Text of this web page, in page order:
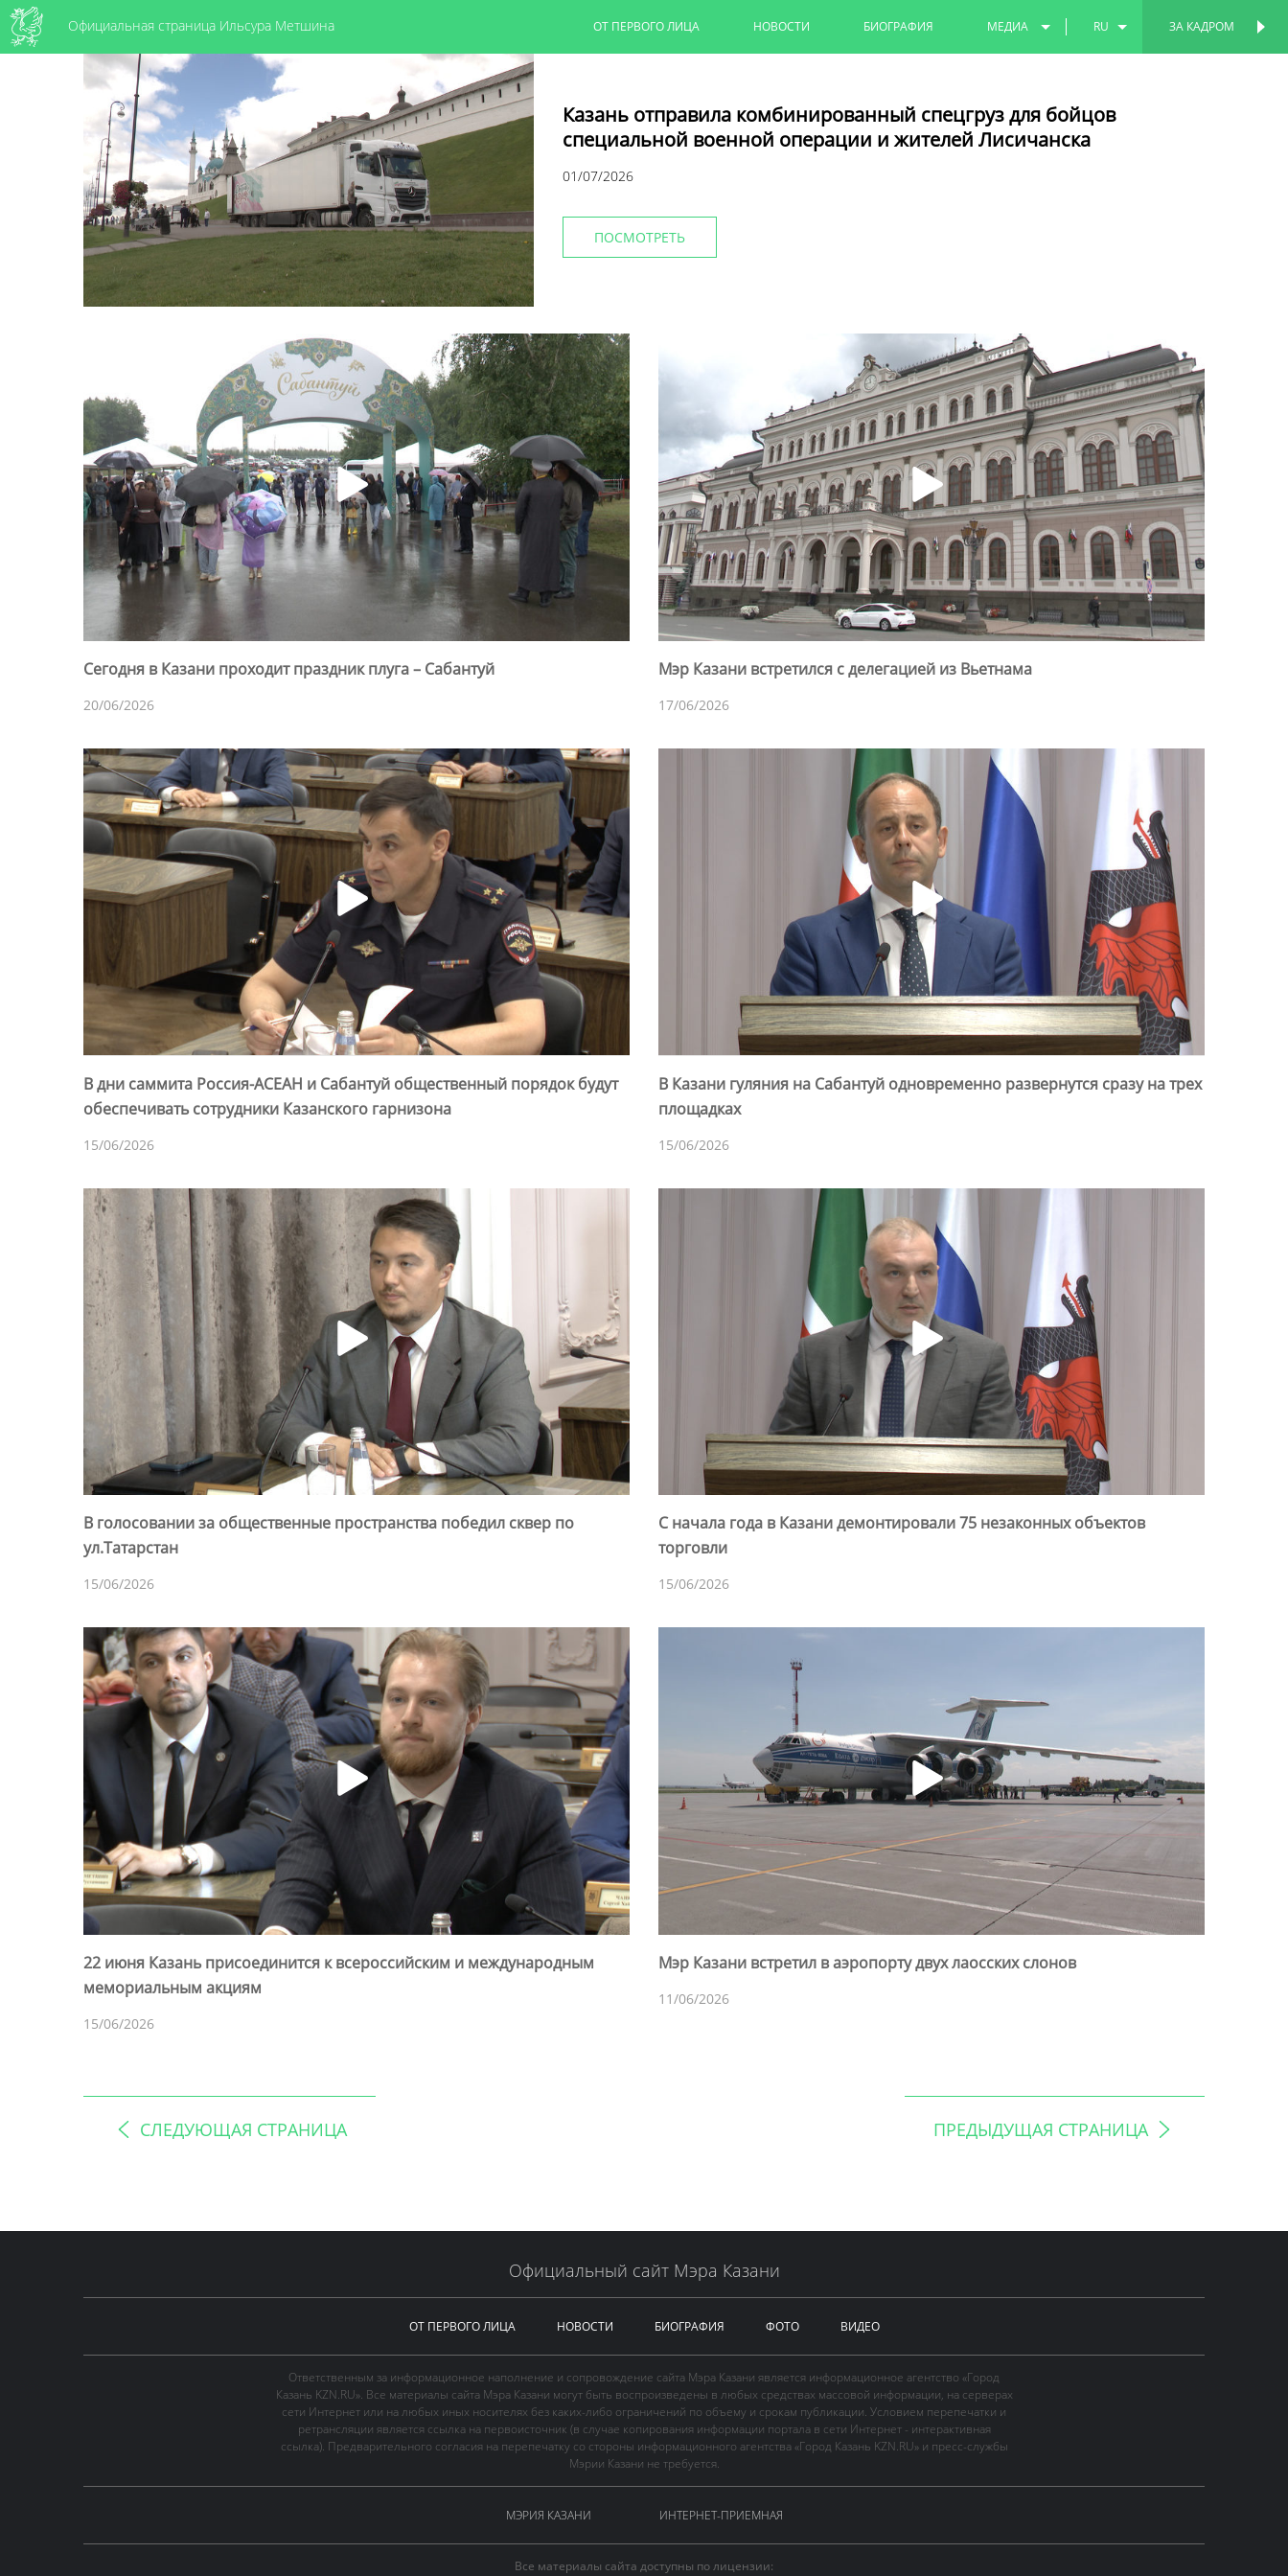
Официальная страница Ильсура Метшина ЗА КАДРОМ
ОТ ПЕРВОГО ЛИЦА НОВОСТИ БИОГРАФИЯ МЕДИА
ВИДЕО
RU
Казань отправила комбинированный спецгруз для бойцов
специальной военной операции и жителей Лисичанска
01/07/2026
ПОСМОТРЕТЬ
Сегодня в Казани проходит праздник плуга – Сабантуй
20/06/2026
Мэр Казани встретился с делегацией из Вьетнама
17/06/2026
В дни саммита Россия-АСЕАН и Сабантуй общественный порядок будут
обеспечивать сотрудники Казанского гарнизона
15/06/2026
В Казани гуляния на Сабантуй одновременно развернутся сразу на трех
площадках
15/06/2026
В голосовании за общественные пространства победил сквер по
ул.Татарстан
15/06/2026
С начала года в Казани демонтировали 75 незаконных объектов
торговли
15/06/2026
22 июня Казань присоединится к всероссийским и международным
мемориальным акциям
15/06/2026
Мэр Казани встретил в аэропорту двух лаосских слонов
11/06/2026
СЛЕДУЮЩАЯ СТРАНИЦА ПРЕДЫДУЩАЯ СТРАНИЦА
Официальный сайт Мэра Казани
ОТ ПЕРВОГО ЛИЦА НОВОСТИ БИОГРАФИЯ ФОТО ВИДЕО
Ответственным за информационное наполнение и сопровождение сайта Мэра Казани является информационное агентство «Город
Казань KZN.RU». Все материалы сайта Мэра Казани могут быть воспроизведены в любых средствах массовой информации, на серверах
сети Интернет или на любых иных носителях без каких-либо ограничений по объему и срокам публикации. Условием перепечатки и
ретрансляции является ссылка на первоисточник (в случае копирования информации портала в сети Интернет - интерактивная
ссылка). Предварительного согласия на перепечатку со стороны информационного агентства «Город Казань KZN.RU» и пресс-службы
Мэрии Казани не требуется.
МЭРИЯ КАЗАНИ ИНТЕРНЕТ-ПРИЕМНАЯ
Все материалы сайта доступны по лицензии:
ПЕРСОНАЛЬНАЯ